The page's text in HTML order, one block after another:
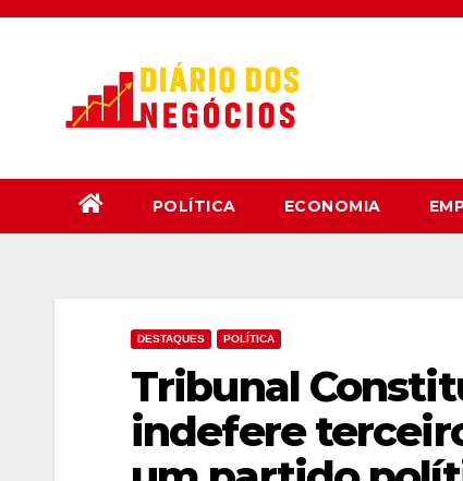
Skip
POLÍTICA ECONOMIA
DESTAQUES POLÍTICA
Tribunal
indefere